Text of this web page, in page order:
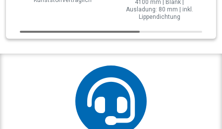
4100 mm | Blank |
Ausladung: 80 mm | inkl.
Lippendichtung